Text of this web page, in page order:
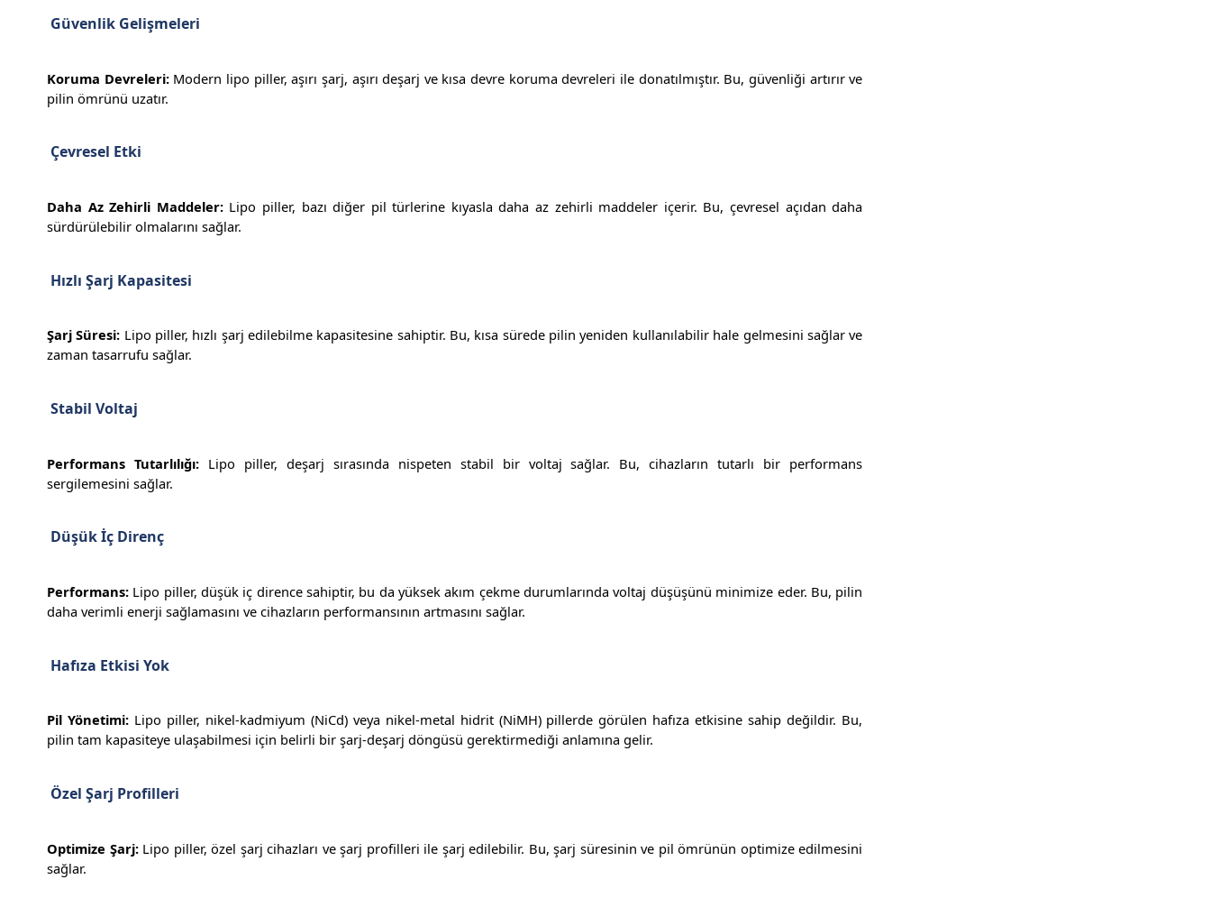
Güvenlik Gelişmeleri
Koruma Devreleri:Modern lipo piller, aşırı şarj, aşırı deşarj ve kısa devre koruma devreleri ile donatılmıştır. Bu, güvenliği artırır ve
pilin ömrünü uzatır.
Çevresel Etki
Daha Az Zehirli Maddeler:Lipo piller, bazı diğer pil türlerine kıyasla daha az zehirli maddeler içerir. Bu, çevresel açıdan daha
sürdürülebilir olmalarını sağlar.
Hızlı Şarj Kapasitesi
Şarj Süresi: Lipo piller, hızlı şarj edilebilme kapasitesine sahiptir. Bu, kısa sürede pilin yeniden kullanılabilir hale gelmesini sağlar ve
zaman tasarrufu sağlar.
Stabil Voltaj
Performans Tutarlılığı:Lipo piller, deşarj sırasında nispeten stabil bir voltaj sağlar. Bu, cihazların tutarlı bir performans
sergilemesini sağlar.
Düşük İç Direnç
Performans: Lipo piller, düşük iç dirence sahiptir, bu da yüksek akım çekme durumlarında voltaj düşüşünü minimize eder. Bu, pilin
daha verimli enerji sağlamasını ve cihazların performansının artmasını sağlar.
Hafıza Etkisi Yok
Pil Yönetimi:Lipo piller, nikel-kadmiyum (NiCd) veya nikel-metal hidrit (NiMH) pillerde görülen hafıza etkisine sahip değildir. Bu,
pilin tam kapasiteye ulaşabilmesi için belirli bir şarj-deşarj döngüsü gerektirmediği anlamına gelir.
Özel Şarj Profilleri
Optimize Şarj:Lipo piller, özel şarj cihazları ve şarj profilleri ile şarj edilebilir. Bu, şarj süresinin ve pil ömrünün optimize edilmesini
sağlar.